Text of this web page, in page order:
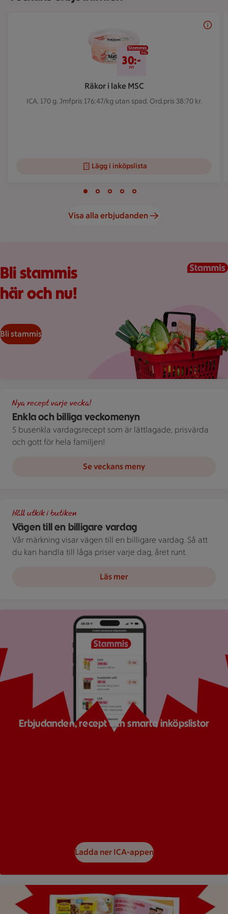
Räkor i lake MSC
ICA. 170 g. Jmfpris 176:47/kg utan spad. Ord.pris 38:70 kr.
30 kr/st
30:-
/st
Lägg i inköpslista
Bild 1 av 5
Bild 2 av 5
Bild 3 av 5Bild 4 av 5
Visa alla erbjudanden
Bli stammis
här och nu!
Bli stammis
Enkla och billiga veckomenyn
Nya recept varje vecka!
5 busenkla vardagsrecept som är lättlagade, prisvärda
och gott för hela familjen!
Se veckans meny
Vägen till en billigare vardag
Håll utkik i butiken
Vår märkning visar vägen till en billigare vardag. Så att
du kan handla till låga priser varje dag, året runt.
Läs mer
Bild på mobil som visar ICA appen
Erbjudanden, recept och smarta inköpslistor
Ladda ner ICA-appen
Bild på ett reklamblad